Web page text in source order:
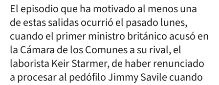
El episodio que ha motivado al menos una
de estas salidas ocurrió el pasado lunes,
cuando el primer ministro británico acusó en
la Cámara de los Comunes a su rival, el
laborista Keir Starmer, de haber renunciado
a procesar al pedófilo Jimmy Savile cuando